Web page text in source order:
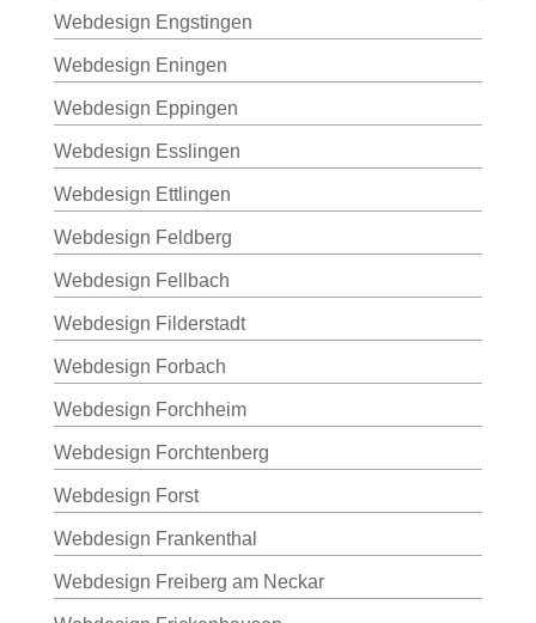
Webdesign Engstingen
Webdesign Eningen
Webdesign Eppingen
Webdesign Esslingen
Webdesign Ettlingen
Webdesign Feldberg
Webdesign Fellbach
Webdesign Filderstadt
Webdesign Forbach
Webdesign Forchheim
Webdesign Forchtenberg
Webdesign Forst
Webdesign Frankenthal
Webdesign Freiberg am Neckar